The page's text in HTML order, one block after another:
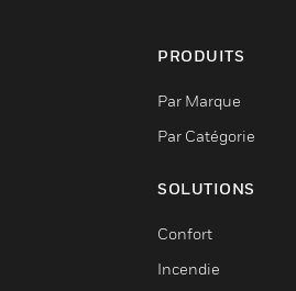
PRODUITS
Par Marque
Par Catégorie
SOLUTIONS
Confort
Incendie